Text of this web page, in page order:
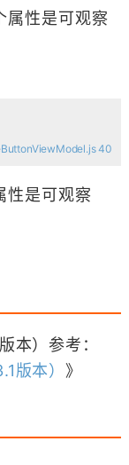
属性是可观察
40
性是可观察
本）参考：
版本） 》